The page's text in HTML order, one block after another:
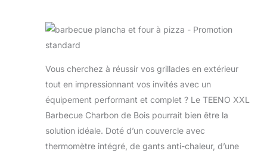
Vous cherchez à réussir vos grillades en extérieur
tout en impressionnant vos invités avec un
équipement performant et complet ? Le TEENO XXL
Barbecue Charbon de Bois pourrait bien être la
solution idéale. Doté d’un couvercle avec
thermomètre intégré, de gants anti-chaleur, d’une